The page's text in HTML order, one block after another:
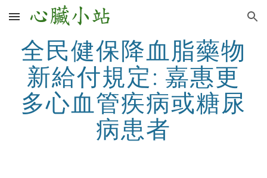
Skip to main content Skip to navigation
全民健保降血脂藥物
新給付規定: 嘉惠更
多心血管疾病或糖尿
病患者